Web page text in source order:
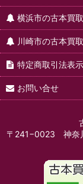
横浜市の古本買取
川崎市の古本買取
特定商取引法表示
お問い合せ
〒241−0023 神奈